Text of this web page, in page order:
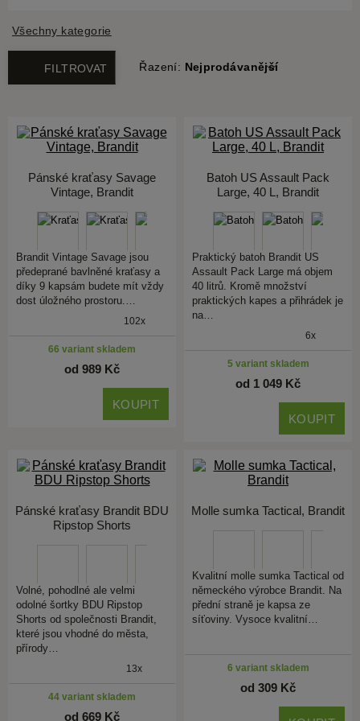
Všechny kategorie
FILTROVAT Řazení: Nejprodávanější
Pánské kraťasy Savage
Vintage, Brandit
Brandit Vintage Savage jsou
předeprané bavlněné kraťasy a
díky 9 kapsám budete mít vždy
dost úložného prostoru.…
102x
66 variant skladem
od 989 Kč
KOUPIT
Batoh US Assault Pack
Large, 40 L, Brandit
Praktický batoh Brandit US
Assault Pack Large má objem
40 litrů. Kromě množství
praktických kapes a přihrádek je
na…
6x
5 variant skladem
od 1 049 Kč
KOUPIT
Pánské kraťasy Brandit BDU
Ripstop Shorts
Volné, pohodlné ale velmi
odolné šortky BDU Ripstop
Shorts od společnosti Brandit,
které jsou vhodné do města,
přírody…
13x
44 variant skladem
od 669 Kč
Molle sumka Tactical, Brandit
Kvalitní molle sumka Tactical od
německého výrobce Brandit. Na
přední straně je kapsa ze
síťoviny. Vysoce kvalitní…
6 variant skladem
od 309 Kč